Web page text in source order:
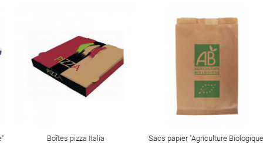
Boîtes pizza Italia Sacs papier "Agriculture Biologique"